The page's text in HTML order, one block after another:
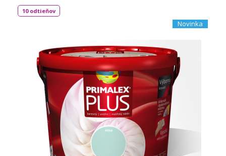
konečný vzhľad spolu s jednoduchou a nenáročnou
aplikáciou zabezpečujú jeho trvalú popularitu medzi
odberateľmi. Spotreba: 55 až 60 m2 (v jednej vrstve)
10 odtieňov
Novinka